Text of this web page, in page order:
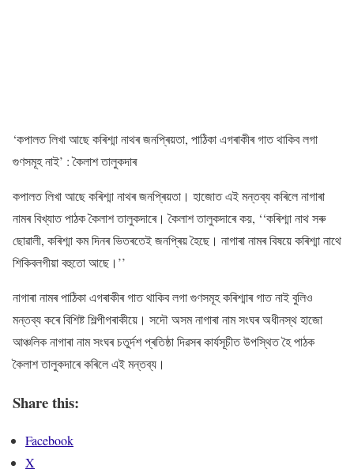
‘কপালত লিখা আছে কৰিশ্মা নাথৰ জনপ্ৰিয়তা, পাঠিকা এগৰাকীৰ গাত থাকিব লগা
গুণসমূহ নাই’ : কৈলাশ তালুকদাৰ
কপালত লিখা আছে কৰিশ্মা নাথৰ জনপ্ৰিয়তা। হাজোত এই মন্তব্য কৰিলে নাগাৰা
নামৰ বিখ্যাত পাঠক কৈলাশ তালুকদাৰে। কৈলাশ তালুকদাৰে কয়, ‘‘কৰিশ্মা নাথ সৰু
ছোৱালী, কৰিশ্মা কম দিনৰ ভিতৰতেই জনপ্ৰিয় হৈছে। নাগাৰা নামৰ বিষয়ে কৰিশ্মা নাথে
শিকিবলগীয়া বহুতো আছে।’’
নাগাৰা নামৰ পাঠিকা এগৰাকীৰ গাত থাকিব লগা গুণসমূহ কৰিশ্মাৰ গাত নাই বুলিও
মন্তব্য কৰে বিশিষ্ট শিল্পীগৰাকীয়ে। সদৌ অসম নাগাৰা নাম সংঘৰ অধীনস্থ হাজো
আঞ্চলিক নাগাৰা নাম সংঘৰ চতুৰ্দশ প্ৰতিষ্ঠা দিৱসৰ কাৰ্যসূচীত উপস্থিত হৈ পাঠক
কৈলাশ তালুকদাৰে কৰিলে এই মন্তব্য।
Share this:
Facebook
X